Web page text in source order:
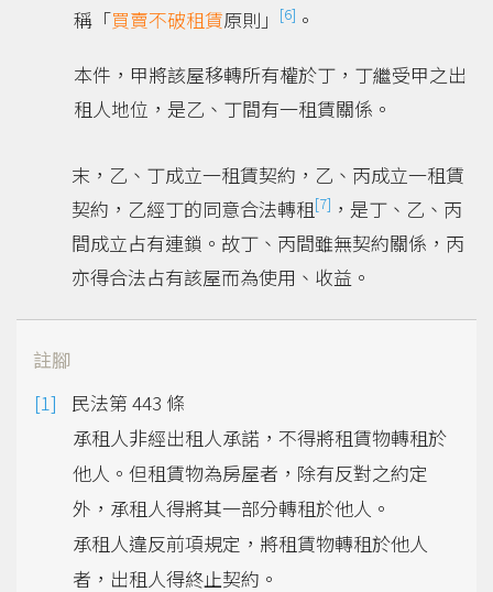
稱「買賣不破租賃原則」 [6] 。
本件，甲將該屋移轉所有權於丁，丁繼受甲之出
租人地位，是乙、丁間有一租賃關係。
末，乙、丁成立一租賃契約，乙、丙成立一租賃
契約，乙經丁的同意合法轉租[7] ，是丁、乙、丙
間成立占有連鎖。故丁、丙間雖無契約關係，丙
亦得合法占有該屋而為使用、收益。
註腳
民法第 443 條
承租人非經出租人承諾，不得將租賃物轉租於
他人。但租賃物為房屋者，除有反對之約定
外，承租人得將其一部分轉租於他人。
承租人違反前項規定，將租賃物轉租於他人
者，出租人得終止契約。